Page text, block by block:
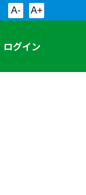
A- A+
ログイン